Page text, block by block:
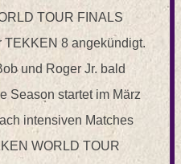
TOUR FINALS
TEKKEN 8 angekündigt.
und Roger Jr. bald
Season startet im März
intensiven Matches
WORLD TOUR